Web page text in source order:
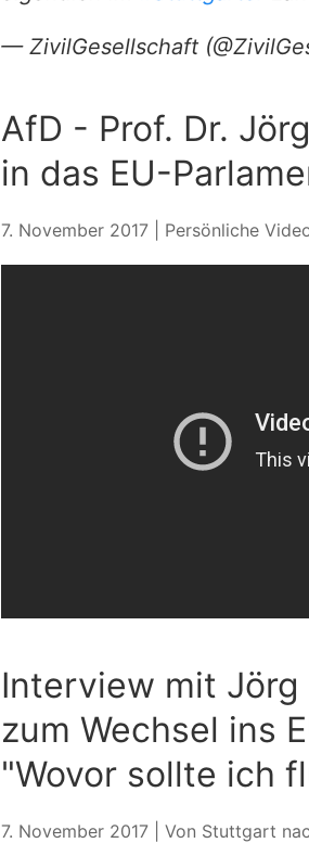
— ZivilGesellschaft
AfD - Prof. Dr.
in das EU-
7. November 2017 | Persönliche
Interview mit
zum Wechsel ins
"Wovor sollte ich
7. November 2017 | Von Stuttgart